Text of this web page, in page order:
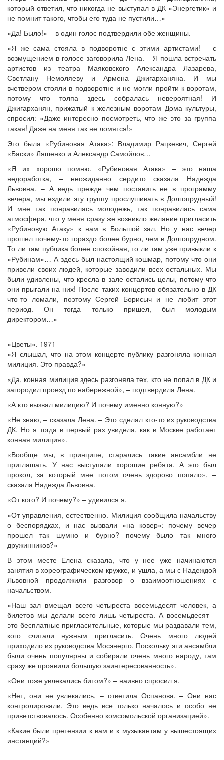
который ответил, что никогда не выступал в ДК «Энергетик» и
не помнит такого, чтобы его туда не пустили…»
«Да! Было!» – в один голос подтвердили обе женщины.
«Я же сама стояла в подворотне с этими артистами! – с
возмущением в голосе заговорила Лена. – Я пошла встречать
артистов из театра Маяковского Александра Лазарева,
Светлану Немоляеву и Армена Джигарханяна. И мы
вчетвером стояли в подворотне и не могли пройти к воротам,
потому что толпа здесь собралась невероятная! И
Джигарханян, прижатый к железным воротам Дома культуры,
спросил: «Даже интересно посмотреть, что же это за группа
такая! Даже на меня так не ломятся!»
Это была «Рубиновая Атака»: Владимир Рацкевич, Сергей
«Баски» Ляшенко и Александр Самойлов…
«Я их хорошо помню. «Рубиновая Атака» – это наша
недоработка, – неожиданно сердито сказала Надежда
Львовна. – А ведь прежде чем поставить ее в программу
вечера, мы ездили эту группу прослушивать в Долгопрудный!
И мне так понравилась молодежь, так понравилась сама
атмосфера, что у меня сразу же возникло желание пригласить
«Рубиновую Атаку» к нам в Большой зал. Но у нас вечер
прошел почему-то гораздо более бурно, чем в Долгопрудном.
То ли там публика более спокойная, то ли там уже привыкли к
«Рубинам»… А здесь был настоящий кошмар, потому что они
привели своих людей, которые заводили всех остальных. Мы
были удивлены, что кресла в зале остались целы, потому что
они прыгали на них! После таких концертов обязательно в ДК
что-то ломали, поэтому Сергей Борисыч и не любит этот
период. Он тогда только пришел, был молодым
директором…»
«Цветы». 1971
«Я слышал, что на этом концерте публику разгоняла конная
милиция. Это правда?»
«Да, конная милиция здесь разгоняла тех, кто не попал в ДК и
загородил проезд по набережной», – подтвердила Лена.
«А кто вызвал милицию? И почему именно конную?»
«Не знаю, – сказала Лена. – Это сделал кто-то из руководства
ДК. Но я тогда в первый раз увидела, как в Москве работает
конная милиция».
«Вообще мы, в принципе, старались такие ансамбли не
приглашать. У нас выступали хорошие ребята. А это был
прокол, за который мне потом очень здорово попало», –
сказала Надежда Львовна.
«От кого? И почему?» – удивился я.
«От управления, естественно. Милиция сообщила начальству
о беспорядках, и нас вызвали «на ковер»: почему вечер
прошел так шумно и бурно? почему было так много
дружинников?»
В этом месте Елена сказала, что у нее уже начинаются
занятия в хореографическом кружке, и ушла, а мы с Надеждой
Львовной продолжили разговор о взаимоотношениях с
начальством.
«Наш зал вмещал всего четыреста восемьдесят человек, а
билетов мы делали всего лишь четыреста. А восемьдесят –
это бесплатные пригласительные, которые мы раздавали тем,
кого считали нужным пригласить. Очень много людей
приходило из руководства Мосэнерго. Поскольку эти ансамбли
были очень популярны и собирали очень много народу, там
сразу же проявили большую заинтересованность».
«Они тоже увлекались битом?» – наивно спросил я.
«Нет, они не увлекались, – ответила Оспанова. – Они нас
контролировали. Это ведь все только началось и особо не
приветствовалось. Особенно комсомольской организацией».
«Какие были претензии к вам и к музыкантам у вышестоящих
инстанций?»